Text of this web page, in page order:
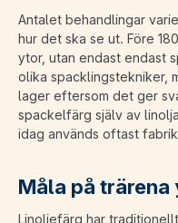
Antalet behandlingar
hur det ska se ut. Före
ytor, utan endast endast
olika spacklingstekniker,
lager eftersom det ger
spackelfärg själv av
idag används oftast
Måla på trärena
Linoljefärg har